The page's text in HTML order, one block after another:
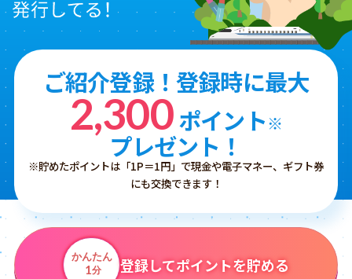
ご紹介登録！登録時に最大
2,300ポイント※
プレゼント！
※貯めたポイントは「1P＝1円」で現金や電子マネー、ギフト券
にも交換できます！
かんたん
1分 登録してポイントを貯める